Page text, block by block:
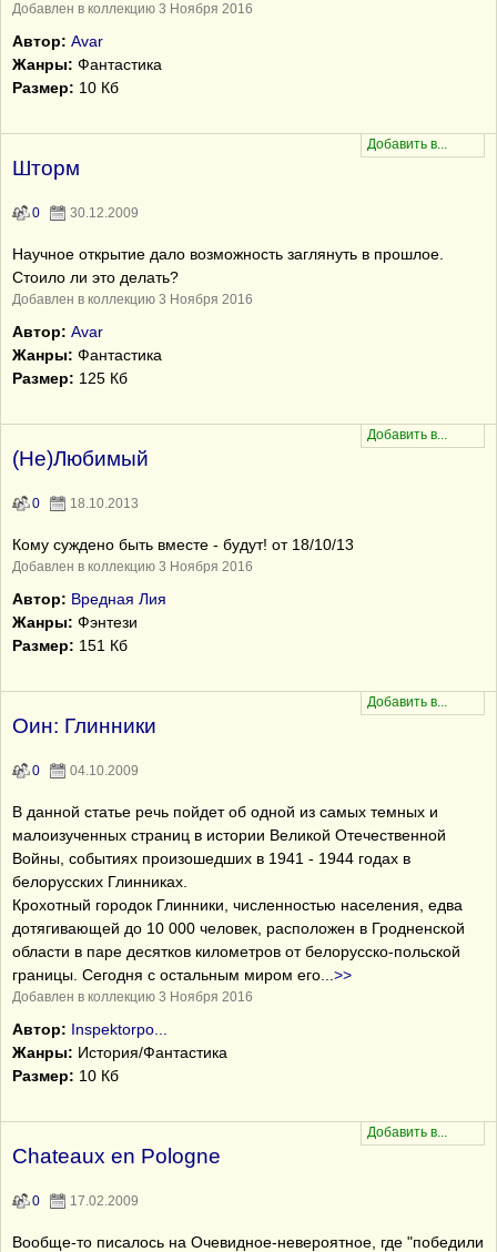
Добавлен в коллекцию 3 Ноября 2016
Автор: Avar
Жанры: Фантастика
Размер: 10 Кб
Шторм
0 30.12.2009
Научное открытие дало возможность заглянуть в прошлое.
Стоило ли это делать?
Добавлен в коллекцию 3 Ноября 2016
Автор: Avar
Жанры: Фантастика
Размер: 125 Кб
(Не)Любимый
0 18.10.2013
Кому суждено быть вместе - будут! от 18/10/13
Добавлен в коллекцию 3 Ноября 2016
Автор: Вредная Лия
Жанры: Фэнтези
Размер: 151 Кб
Оин: Глинники
0 04.10.2009
В данной статье речь пойдет об одной из самых темных и
малоизученных страниц в истории Великой Отечественной
Войны, событиях произошедших в 1941 - 1944 годах в
белорусских Глинниках.
Крохотный городок Глинники, численностью населения, едва
дотягивающей до 10 000 человек, расположен в Гродненской
области в паре десятков километров от белорусско-польской
границы. Сегодня с остальным миром его
>>
Добавлен в коллекцию 3 Ноября 2016
Автор: Inspektorpo...
Жанры: История/Фантастика
Размер: 10 Кб
Chаteaux en Pologne
0 17.02.2009
Вообще-то писалось на Очевидное-невероятное, где "победили